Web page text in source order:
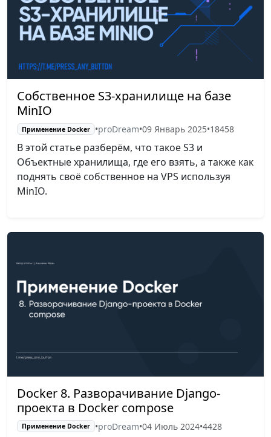
Собственное S3-хранилище на базе
MinIO
Применение Docker •proDream•09 Январь 2025•18458
В этой статье разберём, что такое S3 и
Объектные хранилища, где его взять, а также как
поднять своё собственное на VPS используя
MinIO.
Docker 8. Разворачивание Django-
проекта в Docker compose
Применение Docker •proDream•04 Июль 2024•4428